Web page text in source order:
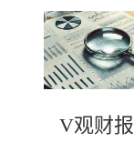
V观财